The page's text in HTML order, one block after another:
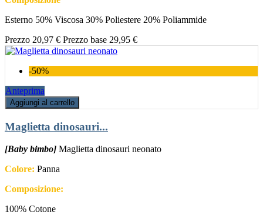
Esterno 50% Viscosa 30% Poliestere 20% Poliammide
Prezzo 20,97 € Prezzo base 29,95 €
-50%
Anteprima
Aggiungi al carrello
Maglietta dinosauri...
[Baby bimbo] Maglietta dinosauri neonato
Colore: Panna
Composizione:
100% Cotone